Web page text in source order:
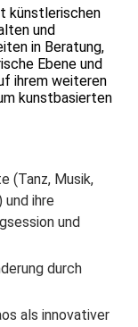
künstlerischen
und
in Beratung,
Ebene und
ihrem weiteren
kunstbasierten
(Tanz, Musik,
und ihre
und
durch
als innovativer